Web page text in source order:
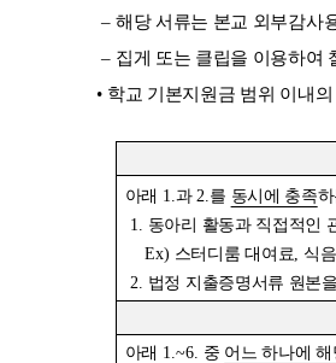
– 해당 서류는 본교 외부감사
– 집게 또는 클립을 이용하여
• 학교 기본지원금 범위 이내
아래 1.과2.를 동시에 충족
1. 동아리 활동과 직접적인
Ex) 스터디룸 대여료, 식
2. 법정 지출증명서류 원본
아래 1.~6. 중 어느 하나에 해